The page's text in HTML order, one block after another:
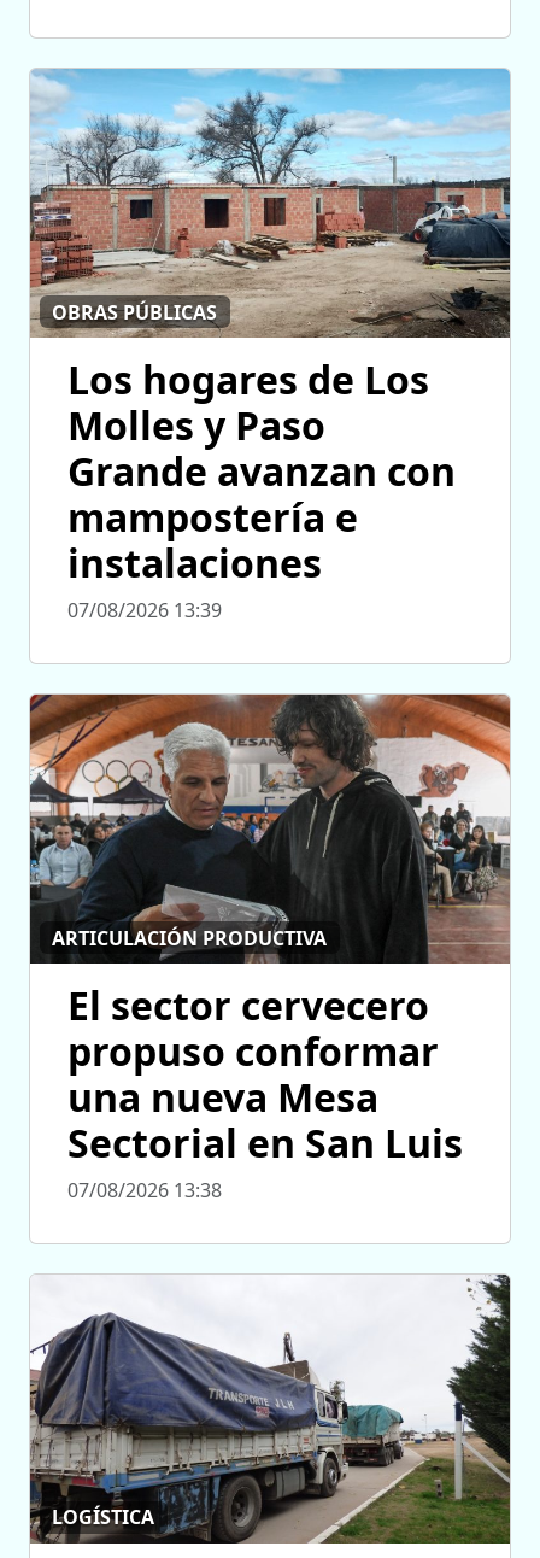
OBRAS PÚBLICAS
Los hogares de Los
Molles y Paso
Grande avanzan con
mampostería e
instalaciones
07/08/2026 13:39
ARTICULACIÓN PRODUCTIVA
El sector cervecero
propuso conformar
una nueva Mesa
Sectorial en San Luis
07/08/2026 13:38
LOGÍSTICA